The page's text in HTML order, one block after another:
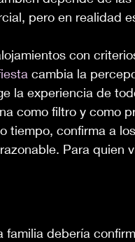
pero en realidad
con
cambia la
la experiencia de
como filtro y como
tiempo, confirma a
Para quien
familia debería